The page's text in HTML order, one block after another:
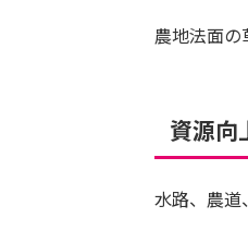
農地法面の
資源向
水路、農道